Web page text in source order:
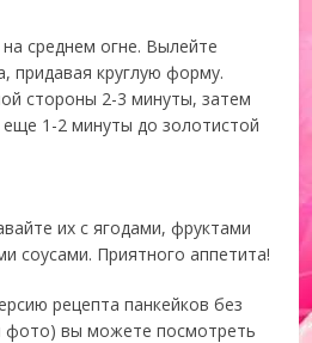
среднем огне. Вылейте
придавая круглую форму.
стороны 2-3 минуты, затем
1-2 минуты до золотистой
их с ягодами, фруктами
соусами. Приятного аппетита!
рецепта панкейков без
фото) вы можете посмотреть